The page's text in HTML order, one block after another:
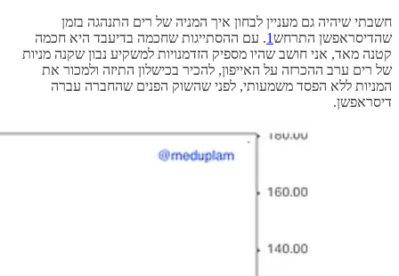
חשבתי שיהיה גם מעניין לבחון איך המניה של רים התנהגה בזמן
שהדיסראפשן התרחש1. עם ההסתייגות שחכמה בדיעבד היא חכמה
קטנה מאד, אני חושב שהיו מספיק הזדמנויות למשקיע נבון שקנה מניות
של רים ערב ההכרזה על האייפון, להכיר בכישלון התיזה ולמכור את
המניות ללא הפסד משמעותי, לפני שהשוק הפנים שהחברה עברה
דיסראפשן.